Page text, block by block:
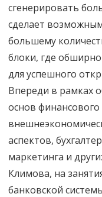
сгенерировать
сделает
большему
блоки, где
для успешного
Впереди в рамках
основ
аспектов,
маркетинга и
Климова, на
банковской